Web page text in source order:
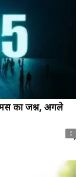
का जश्न, अगले
0